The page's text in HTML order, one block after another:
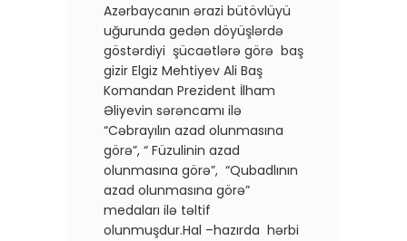
Azərbaycanın ərazi bütövlüyü
uğurunda gedən döyüşlərdə
göstərdiyi şücaətlərə görə baş
gizir Elgiz Mehtiyev Ali Baş
Komandan Prezident İlham
Əliyevin sərəncamı ilə
“Cəbrayılın azad olunmasına
görə”, “ Füzulinin azad
olunmasına görə”, “Qubadlının
azad olunmasına görə”
medaları ilə təltif
olunmuşdur.Hal –hazırda hərbi